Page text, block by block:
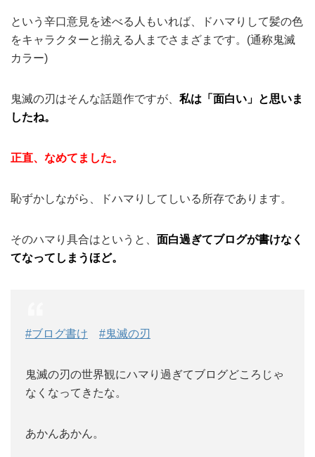
という辛口意見を述べる人もいれば、ドハマりして髪の色
をキャラクターと揃える人までさまざまです。(通称鬼滅
カラー)
鬼滅の刃はそんな話題作ですが、 私は「面白い」と思いま
したね。
正直、なめてました。
恥ずかしながら、ドハマりしてしいる所存であります。
そのハマり具合はというと、 面白過ぎてブログが書けなく
てなってしまうほど。
#ブログ書け #鬼滅の刃
鬼滅の刃の世界観にハマり過ぎてブログどころじゃ
なくなってきたな。
あかんあかん。